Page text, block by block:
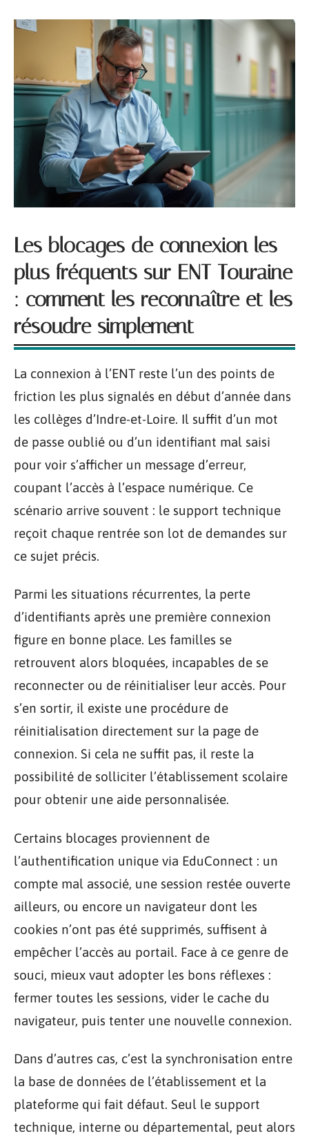
Les blocages de connexion les
plus fréquents sur ENT Touraine
: comment les reconnaître et les
résoudre simplement
La connexion à l’ENT reste l’un des points de
friction les plus signalés en début d’année dans
les collèges d’Indre-et-Loire. Il suffit d’un mot
de passe oublié ou d’un identifiant mal saisi
pour voir s’afficher un message d’erreur,
coupant l’accès à l’espace numérique. Ce
scénario arrive souvent : le support technique
reçoit chaque rentrée son lot de demandes sur
ce sujet précis.
Parmi les situations récurrentes, la perte
d’identifiants après une première connexion
figure en bonne place. Les familles se
retrouvent alors bloquées, incapables de se
reconnecter ou de réinitialiser leur accès. Pour
s’en sortir, il existe une procédure de
réinitialisation directement sur la page de
connexion. Si cela ne suffit pas, il reste la
possibilité de solliciter l’établissement scolaire
pour obtenir une aide personnalisée.
Certains blocages proviennent de
l’authentification unique via EduConnect : un
compte mal associé, une session restée ouverte
ailleurs, ou encore un navigateur dont les
cookies n’ont pas été supprimés, suffisent à
empêcher l’accès au portail. Face à ce genre de
souci, mieux vaut adopter les bons réflexes :
fermer toutes les sessions, vider le cache du
navigateur, puis tenter une nouvelle connexion.
Dans d’autres cas, c’est la synchronisation entre
la base de données de l’établissement et la
plateforme qui fait défaut. Seul le support
technique, interne ou départemental, peut alors